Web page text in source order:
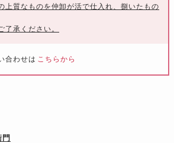
上質なものを仲卸が活で仕入れ、捌いたもの
了承ください。
合わせは こちらから